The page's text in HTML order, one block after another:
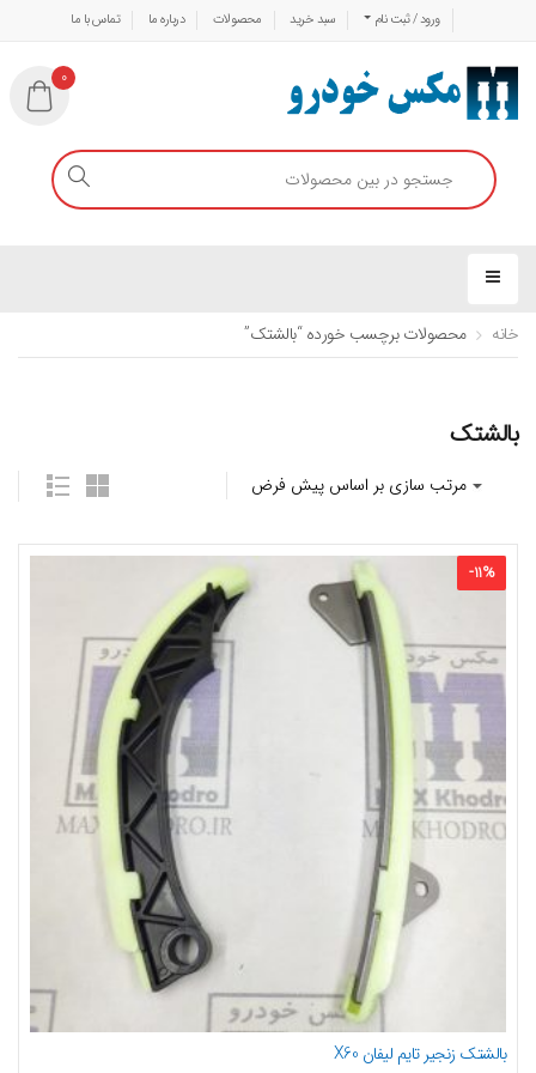
ورود / ثبت نام سبد خرید محصولات درباره ما تماس با ما
0
خانه محصولات برچسب خورده “بالشتک”
بالشتک
-11%
بالشتک زنجیر تایم لیفان X60